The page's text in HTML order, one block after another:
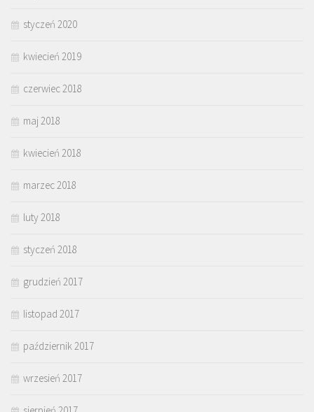
styczeń 2020
kwiecień 2019
czerwiec 2018
maj 2018
kwiecień 2018
marzec 2018
luty 2018
styczeń 2018
grudzień 2017
listopad 2017
październik 2017
wrzesień 2017